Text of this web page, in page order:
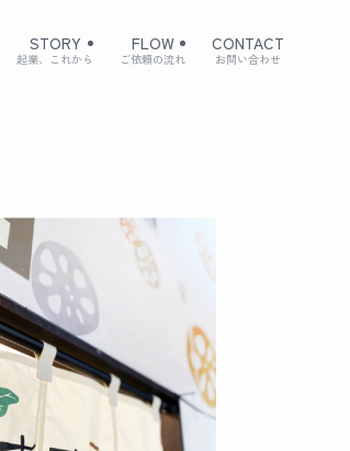
STORY
起業、これから
FLOW
ご依頼の流れ
CONTACT
お問い合わせ